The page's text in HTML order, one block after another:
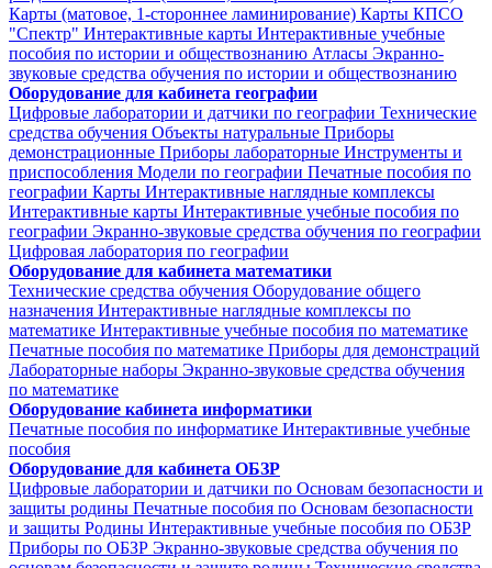
Карты (матовое, 1-стороннее ламинирование) Карты КПСО
"Спектр" Интерактивные карты Интерактивные учебные
пособия по истории и обществознанию Атласы Экранно-
звуковые средства обучения по истории и обществознанию
Оборудование для кабинета географии
Цифровые лаборатории и датчики по географии Технические
средства обучения Объекты натуральные Приборы
демонстрационные Приборы лабораторные Инструменты и
приспособления Модели по географии Печатные пособия по
географии Карты Интерактивные наглядные комплексы
Интерактивные карты Интерактивные учебные пособия по
географии Экранно-звуковые средства обучения по географии
Цифровая лаборатория по географии
Оборудование для кабинета математики
Технические средства обучения Оборудование общего
назначения Интерактивные наглядные комплексы по
математике Интерактивные учебные пособия по математике
Печатные пособия по математике Приборы для демонстраций
Лабораторные наборы Экранно-звуковые средства обучения
по математике
Оборудование кабинета информатики
Печатные пособия по информатике Интерактивные учебные
пособия
Оборудование для кабинета ОБЗР
Цифровые лаборатории и датчики по Основам безопасности и
защиты родины Печатные пособия по Основам безопасности
и защиты Родины Интерактивные учебные пособия по ОБЗР
Приборы по ОБЗР Экранно-звуковые средства обучения по